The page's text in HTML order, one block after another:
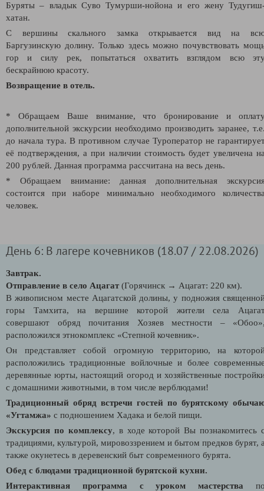
Буряты – владык Суво Тумурши-нойона и его жену
хатан.
С вершины скального замка открывается вид на
Баргузинскую долину. Только здесь можнопочувствовать
гор и силу рек, попытаться охватить взглядом всю
бескрайнюю красоту.
Возвращение в отель.
* Обращаем Ваше внимание, что бронирование и
дополнительной экскурсии необходимо производить заранее,
до начала тура. В противном случае Туроператор не
её подтверждения, а при наличии стоимость будет увеличена
200 рублей. Данная программа рассчитана на весь день.
* Обращаем внимание: данная дополнительная
состоится при наборе минимально необходимого
человек.
День 6: В лагере кочевников (18.07 / 22.08.2026)
Завтрак.
Отправление в село Ацагат(Горячинск → Ацагат: 220 км).
В живописном месте Ацагатской долины, у подножия
горы Тамхита, на вершине которой жители села
совершают обряд почитания Хозяев местности –
расположился этнокомплекс «Степной кочевник».
Он представляет собой огромную территорию, на
расположились традиционные войлочные и более
деревянные юрты, настоящий огород и хозяйственные
с домашними животными, в том числе верблюдами!
Традиционный обряд встречи гостей по бурятскому
«Угтамжа» с подношением Хадака и белой пищи.
Экскурсия по комплексу, в ходе которой Вы познакомитесь
традициями, культурой, мировоззрением и бытом предков бурят,
также окунетесь в деревенский быт современного бурята.
Обед с блюдами традиционной бурятской кухни.
Интерактивная программа с уроком мастерства